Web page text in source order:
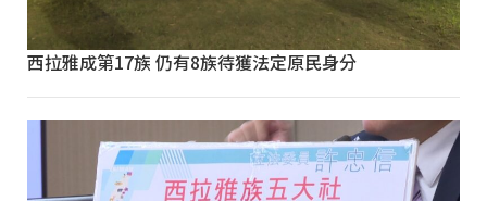
西拉雅成第17族 仍有8族待獲法定原民身分